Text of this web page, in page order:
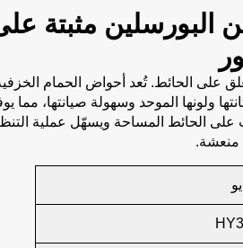
البورسلين مثبتة
الحائط. تُعد أحواض الحمام الخزفية
ولونها الموحد وسهولة صيانتها، مما
على الحائط المساحة ويسهّل عملية
منعشة.